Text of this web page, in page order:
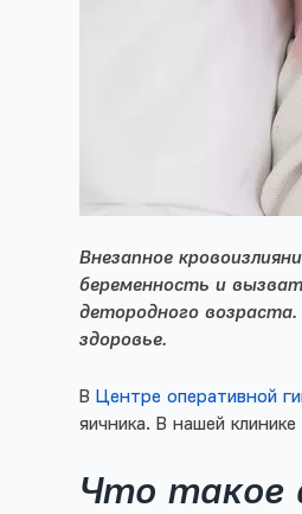
Внезапное
беременность и
детородного
здоровье.
В Центре оперативной
яичника. В нашей
Что такое